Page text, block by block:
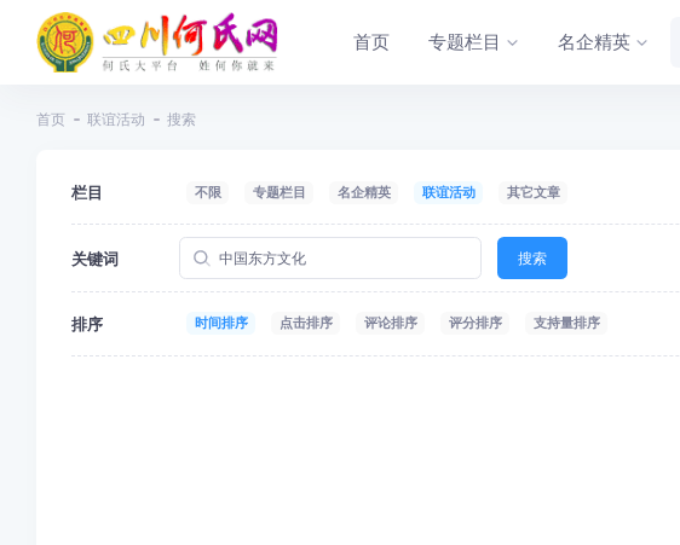
首页 专题栏目 名企精英
首页 联谊活动 搜索
栏目 不限 专题栏目 名企精英 联谊活动 其它文章
关键词 搜索
排序 时间排序 点击排序 评论排序 评分排序 支持量排序